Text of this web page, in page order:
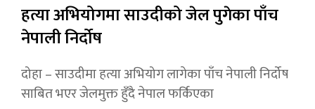
हत्या अभियोगमा साउदीको जेल पुगेका पाँच
नेपाली निर्दोष
दोहा – साउदीमा हत्या अभियोग लागेका पाँच नेपाली निर्दोष
साबित भएर जेलमुक्त हुँदै नेपाल फर्किएका